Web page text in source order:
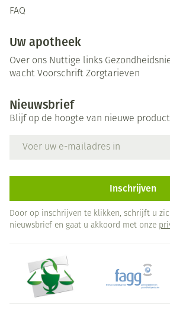
FAQ
Uw apotheek
Over ons Nuttige links
wacht Voorschrift Zorgtarieven
Nieuwsbrief
Blijf op de hoogte van nieuwe
Inschrijven
Door op inschrijven te klikken, schrijft u
nieuwsbrief en gaat u akkoord met onze